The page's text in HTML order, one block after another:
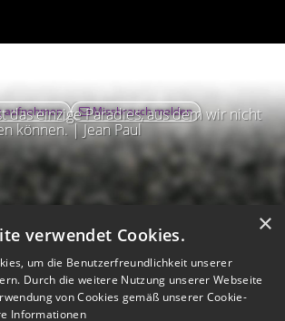
das einzige Paradies, aus dem wir nicht
können. | Jean Paul
aufnehmen Missbrauch melden
×
verwendet Cookies.
um die Benutzerfreundlichkeit unserer
Durch die weitere Nutzung unserer Webseite
von Cookies gemäß unserer Cookie-
Informationen